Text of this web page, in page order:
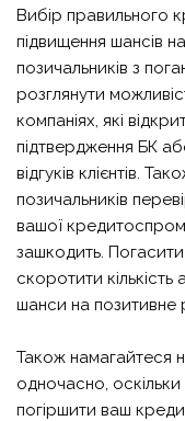
Вибір правильного
підвищення шансів
позичальників з
розглянути
компаніях, які
підтвердження БК
відгуків клієнтів.
позичальників
вашої
зашкодить.
скоротити кількість
шанси на позитивне
Також намагайтеся
одночасно,
погіршити ваш